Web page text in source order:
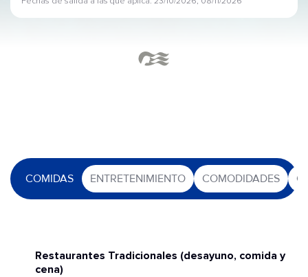
COMIDAS ENTRETENIMIENTO COMODIDADES
Restaurantes Tradicionales (desayuno, comida y
cena)